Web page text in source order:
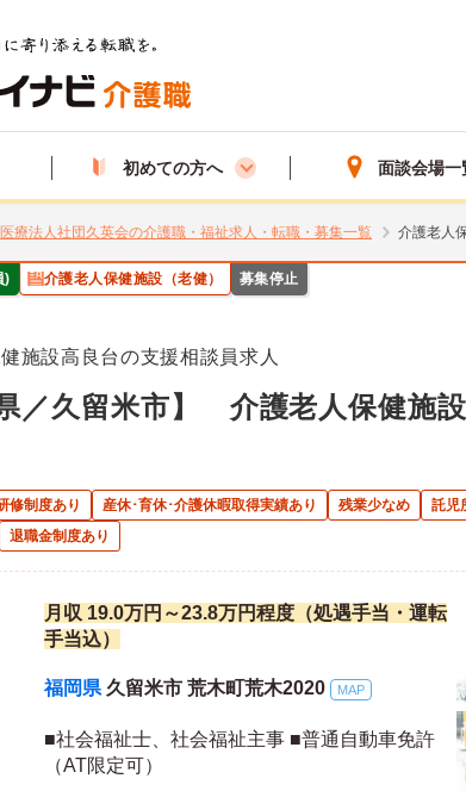
初めての方へ 面談会場一
医療法人社団久英会の介護職・福祉求人・転職・募集一覧 介護老人
) 介護老人保健施設（老健） 募集停止
施設高良台の支援相談員求人
県／久留米市】 介護老人保健施
修制度あり 産休･育休･介護休暇取得実績あり 残業少なめ 託児
退職金制度あり
月収 19.0万円～23.8万円程度（処遇手当・運転
手当込）
福岡県 久留米市 荒木町荒木2020 MAP
■社会福祉士、社会福祉主事 ■普通自動車免許
（AT限定可）